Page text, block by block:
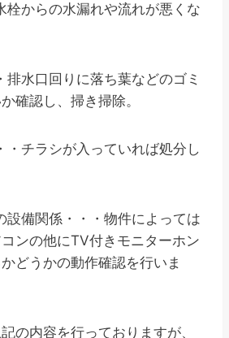
からの水漏れや流れが悪くな
水口回りに落ち葉などのゴミ
確認し、掃き掃除。
チラシが入っていれば処分し
備関係・・・物件によっては
ンの他にTV付きモニターホン
どうかの動作確認を行いま
の内容を行っておりますが、